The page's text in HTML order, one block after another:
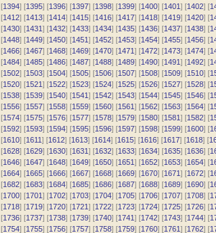
[1394] [1395] [1396] [1397] [1398] [1399] [1400] [1401] [1402] [
[1412] [1413] [1414] [1415] [1416] [1417] [1418] [1419] [1420] [
[1430] [1431] [1432] [1433] [1434] [1435] [1436] [1437] [1438] [
[1448] [1449] [1450] [1451] [1452] [1453] [1454] [1455] [1456] [
[1466] [1467] [1468] [1469] [1470] [1471] [1472] [1473] [1474] [
[1484] [1485] [1486] [1487] [1488] [1489] [1490] [1491] [1492] [
[1502] [1503] [1504] [1505] [1506] [1507] [1508] [1509] [1510] [
[1520] [1521] [1522] [1523] [1524] [1525] [1526] [1527] [1528] [
[1538] [1539] [1540] [1541] [1542] [1543] [1544] [1545] [1546] [
[1556] [1557] [1558] [1559] [1560] [1561] [1562] [1563] [1564] [
[1574] [1575] [1576] [1577] [1578] [1579] [1580] [1581] [1582] [
[1592] [1593] [1594] [1595] [1596] [1597] [1598] [1599] [1600] [
[1610] [1611] [1612] [1613] [1614] [1615] [1616] [1617] [1618] [
[1628] [1629] [1630] [1631] [1632] [1633] [1634] [1635] [1636] [
[1646] [1647] [1648] [1649] [1650] [1651] [1652] [1653] [1654] [
[1664] [1665] [1666] [1667] [1668] [1669] [1670] [1671] [1672] [
[1682] [1683] [1684] [1685] [1686] [1687] [1688] [1689] [1690] [
[1700] [1701] [1702] [1703] [1704] [1705] [1706] [1707] [1708] [
[1718] [1719] [1720] [1721] [1722] [1723] [1724] [1725] [1726] [
[1736] [1737] [1738] [1739] [1740] [1741] [1742] [1743] [1744] [
[1754] [1755] [1756] [1757] [1758] [1759] [1760] [1761] [1762] [